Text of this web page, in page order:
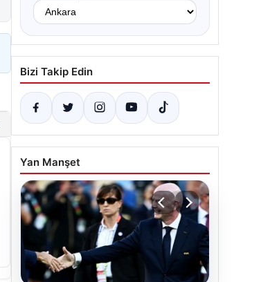
Bizi Takip Edin
Yan Manşet